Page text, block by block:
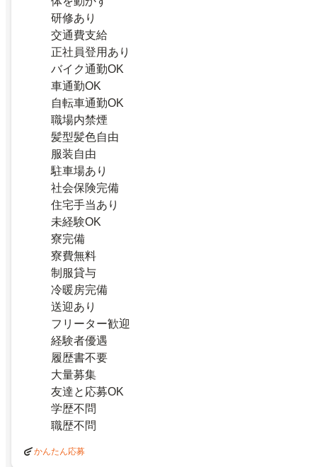
研修あり
交通費支給
正社員登用あり
バイク通勤OK
車通勤OK
自転車通勤OK
職場内禁煙
髪型髪色自由
服装自由
駐車場あり
社会保険完備
住宅手当あり
未経験OK
寮完備
寮費無料
制服貸与
冷暖房完備
送迎あり
フリーター歓迎
経験者優遇
履歴書不要
大量募集
友達と応募OK
学歴不問
職歴不問
かんたん応募